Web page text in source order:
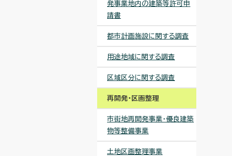
発事業地内の建築等許可申
請書
都市計画施設に関する調査
用途地域に関する調査
区域区分に関する調査
再開発・区画整理
市街地再開発事業・優良建築
物等整備事業
土地区画整理事業